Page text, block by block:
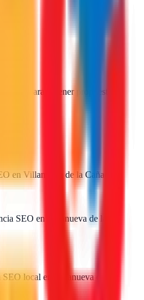
para obtener propuestas
en Villanueva de la Cañada?
SEO en Villanueva de la
local en Villanueva de la